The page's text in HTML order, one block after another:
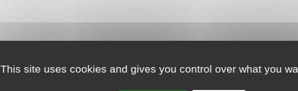
Détails du produit
This site uses cookies and gives you control over what you